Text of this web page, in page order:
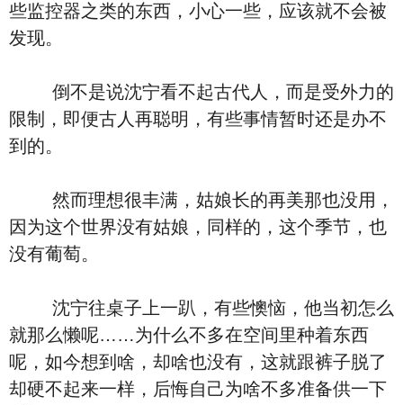
些监控器之类的东西，小心一些，应该就不会被
发现。
倒不是说沈宁看不起古代人，而是受外力的
限制，即便古人再聪明，有些事情暂时还是办不
到的。
然而理想很丰满，姑娘长的再美那也没用，
因为这个世界没有姑娘，同样的，这个季节，也
没有葡萄。
沈宁往桌子上一趴，有些懊恼，他当初怎么
就那么懒呢……为什么不多在空间里种着东西
呢，如今想到啥，却啥也没有，这就跟裤子脱了
却硬不起来一样，后悔自己为啥不多准备供一下